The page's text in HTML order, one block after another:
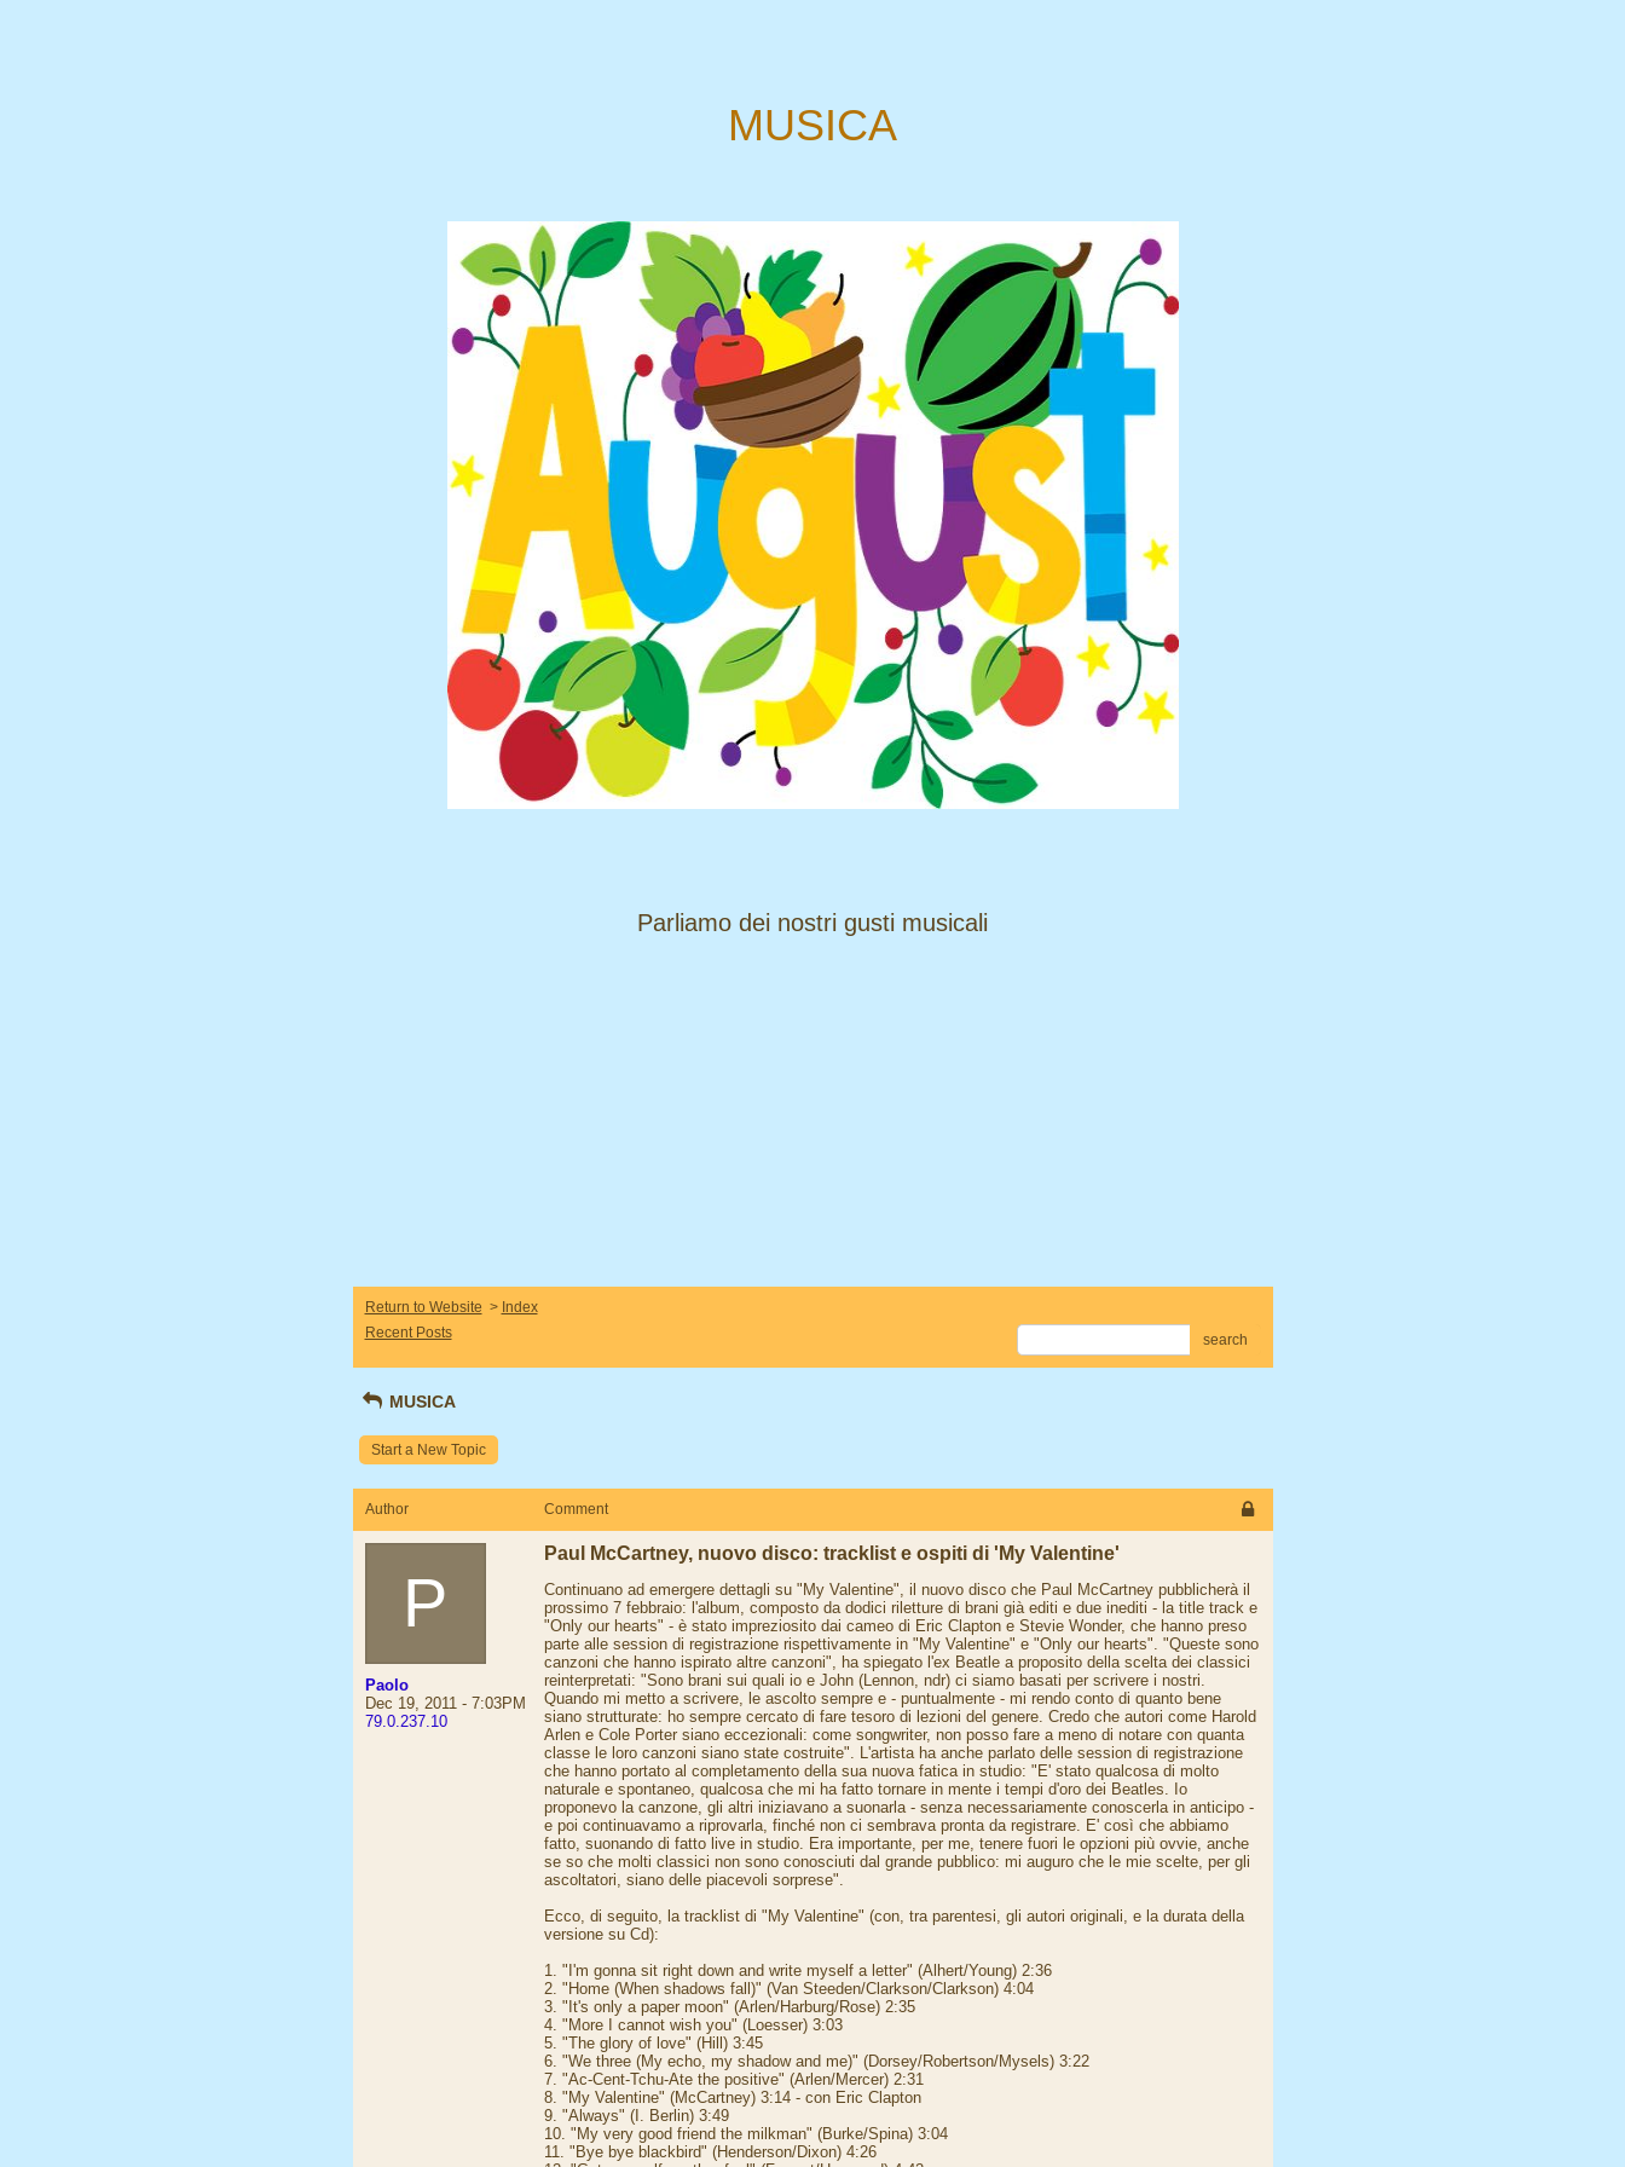
MUSICA
​​​​​​​Parliamo dei nostri gusti musicali
Return to Website > Index
Recent Posts
search
MUSICA
Start a New Topic
Author Comment
P
Paolo
Dec 19, 2011 - 7:03PM
79.0.237.10
Paul McCartney, nuovo disco: tracklist e ospiti di 'My Valentine'
Continuano ad emergere dettagli su "My Valentine", il nuovo disco che Paul McCartney pubblicherà il
prossimo 7 febbraio: l'album, composto da dodici riletture di brani già editi e due inediti - la title track e
"Only our hearts" - è stato impreziosito dai cameo di Eric Clapton e Stevie Wonder, che hanno preso
parte alle session di registrazione rispettivamente in "My Valentine" e "Only our hearts". "Queste sono
canzoni che hanno ispirato altre canzoni", ha spiegato l'ex Beatle a proposito della scelta dei classici
reinterpretati: "Sono brani sui quali io e John (Lennon, ndr) ci siamo basati per scrivere i nostri.
Quando mi metto a scrivere, le ascolto sempre e - puntualmente - mi rendo conto di quanto bene
siano strutturate: ho sempre cercato di fare tesoro di lezioni del genere. Credo che autori come Harold
Arlen e Cole Porter siano eccezionali: come songwriter, non posso fare a meno di notare con quanta
classe le loro canzoni siano state costruite". L'artista ha anche parlato delle session di registrazione
che hanno portato al completamento della sua nuova fatica in studio: "E' stato qualcosa di molto
naturale e spontaneo, qualcosa che mi ha fatto tornare in mente i tempi d'oro dei Beatles. Io
proponevo la canzone, gli altri iniziavano a suonarla - senza necessariamente conoscerla in anticipo -
e poi continuavamo a riprovarla, finché non ci sembrava pronta da registrare. E' così che abbiamo
fatto, suonando di fatto live in studio. Era importante, per me, tenere fuori le opzioni più ovvie, anche
se so che molti classici non sono conosciuti dal grande pubblico: mi auguro che le mie scelte, per gli
ascoltatori, siano delle piacevoli sorprese".
Ecco, di seguito, la tracklist di "My Valentine" (con, tra parentesi, gli autori originali, e la durata della
versione su Cd):
1. "I'm gonna sit right down and write myself a letter" (Alhert/Young) 2:36
2. "Home (When shadows fall)" (Van Steeden/Clarkson/Clarkson) 4:04
3. "It's only a paper moon" (Arlen/Harburg/Rose) 2:35
4. "More I cannot wish you" (Loesser) 3:03
5. "The glory of love" (Hill) 3:45
6. "We three (My echo, my shadow and me)" (Dorsey/Robertson/Mysels) 3:22
7. "Ac-Cent-Tchu-Ate the positive" (Arlen/Mercer) 2:31
8. "My Valentine" (McCartney) 3:14 - con Eric Clapton
9. "Always" (I. Berlin) 3:49
10. "My very good friend the milkman" (Burke/Spina) 3:04
11. "Bye bye blackbird" (Henderson/Dixon) 4:26